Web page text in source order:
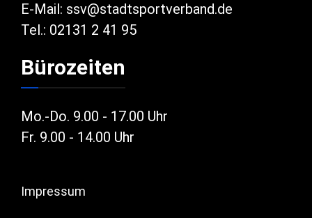
E-Mail: ssv@stadtsportverband.de
Tel.: 02131 2 41 95
Bürozeiten
Mo.-Do. 9.00 - 17.00 Uhr
Fr. 9.00 - 14.00 Uhr
Impressum